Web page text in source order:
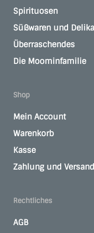
Spirituosen
Süßwaren und
Überraschendes
Die Moominfamilie
Shop
Mein Account
Warenkorb
Kasse
Zahlung und Versand
Rechtliches
AGB